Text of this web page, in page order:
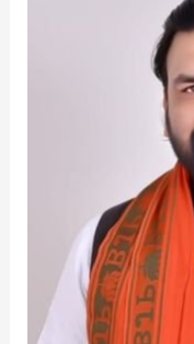
सम्राट
चौधरी